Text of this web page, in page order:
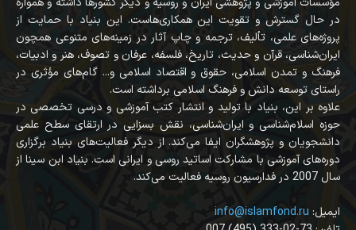
در حال گسترش و تقویت این همکاری‌هاست. این بنیاد با حمایت از
پروژه‌های علمی، تألیف، ترجمه و چاپ آثار در زمینه‌های متنوعی همچون
ایران‌شناسی، قرآن‌ و حدیث، تاریخ، فلسفه، عرفان و تصوف، هنر و ادبیات،
فرهنگ و تمدن اسلامی، حقوق و اقتصاد اسلامی و... گام‌های مؤثری در
راستای توسعه دانش و فرهنگ اسلامی برداشته است.
علاوه بر این، بنیاد با تولید و انتشار کتب آموزشی و درسی تخصصی در
حوزه اسلام‌شناسی و ایران‌شناسی، نقش بسزایی در ارتقای سطح علمی
دانشجویان و پژوهشگران ایفا می‌کند. از دیگر فعالیت‌های بنیاد برگزاری
دوره‌های آموزشی با مشارکت اساتید روسی و ایرانی است. بنیاد ابن سینا از
سال 2007 در فدارسیون روسیه فعالیت می‌کند.
info@islamfond.ru :ایمیل